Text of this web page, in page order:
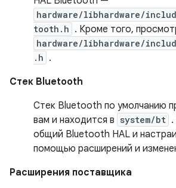
hardware/libhardware/
tooth.h . Кроме того,
hardware/libhardware/
.h .
Стек Bluetooth
Стек Bluetooth по умолчанию
вам и находится в system/bt
общий Bluetooth HAL и
помощью расширений и
Расширения поставщика